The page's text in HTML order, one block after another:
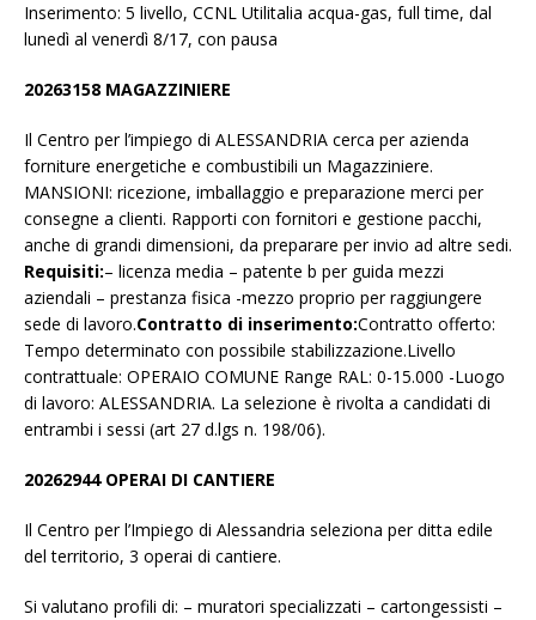
Inserimento: 5 livello, CCNL Utilitalia acqua-gas, full time, dal
lunedì al venerdì 8/17, con pausa
20263158 MAGAZZINIERE
Il Centro per l’impiego di ALESSANDRIA cerca per azienda
forniture energetiche e combustibili un Magazziniere.
MANSIONI: ricezione, imballaggio e preparazione merci per
consegne a clienti. Rapporti con fornitori e gestione pacchi,
anche di grandi dimensioni, da preparare per invio ad altre sedi.
Requisiti:– licenza media – patente b per guida mezzi
aziendali – prestanza fisica -mezzo proprio per raggiungere
sede di lavoro.Contratto di inserimento:Contratto offerto:
Tempo determinato con possibile stabilizzazione.Livello
contrattuale: OPERAIO COMUNE Range RAL: 0-15.000 -Luogo
di lavoro: ALESSANDRIA. La selezione è rivolta a candidati di
entrambi i sessi (art 27 d.lgs n. 198/06).
20262944 OPERAI DI CANTIERE
Il Centro per l’Impiego di Alessandria seleziona per ditta edile
del territorio, 3 operai di cantiere.
Si valutano profili di: – muratori specializzati – cartongessisti –